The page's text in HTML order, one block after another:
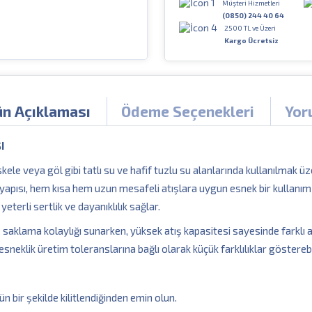
Müşteri Hizmetleri
(0850) 244 40 64
2500 TL ve Üzeri
Kargo Ücretsiz
Açıklaması Ödeme Seçenekleri
veya göl gibi tatlı su ve hafif tuzlu su alanlarında kullanılmak
hem kısa hem uzun mesafeli atışlara uygun esnek bir
sertlik ve dayanıklılık sağlar.
kolaylığı sunarken, yüksek atış kapasitesi sayesinde farklı
üretim toleranslarına bağlı olarak küçük farklılıklar
bir şekilde kilitlendiğinden emin olun.